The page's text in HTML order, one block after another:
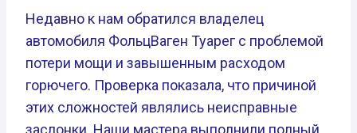
Недавно к нам обратился владелец
автомобиля ФольцВаген Туарег с проблемой
потери мощи и завышенным расходом
горючего. Проверка показала, что причиной
этих сложностей являлись неисправные
заслонки. Наши мастера выполнили полный